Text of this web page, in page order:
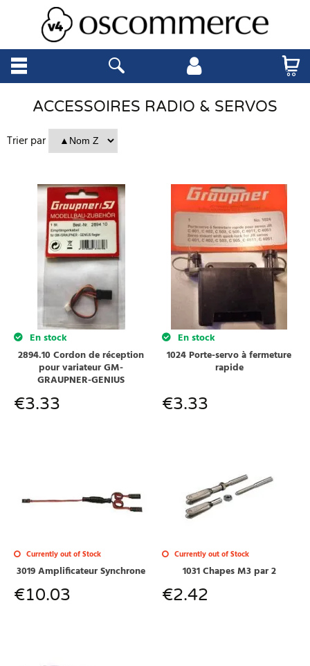
ACCESSOIRES RADIO & SERVOS
Trier par
En stock
2894.10 Cordon de réception
pour variateur GM-
GRAUPNER-GENIUS
€3.33
En stock
1024 Porte-servo à fermeture
rapide
€3.33
Currently out of Stock
3019 Amplificateur Synchrone
€10.03
Currently out of Stock
1031 Chapes M3 par 2
€2.42